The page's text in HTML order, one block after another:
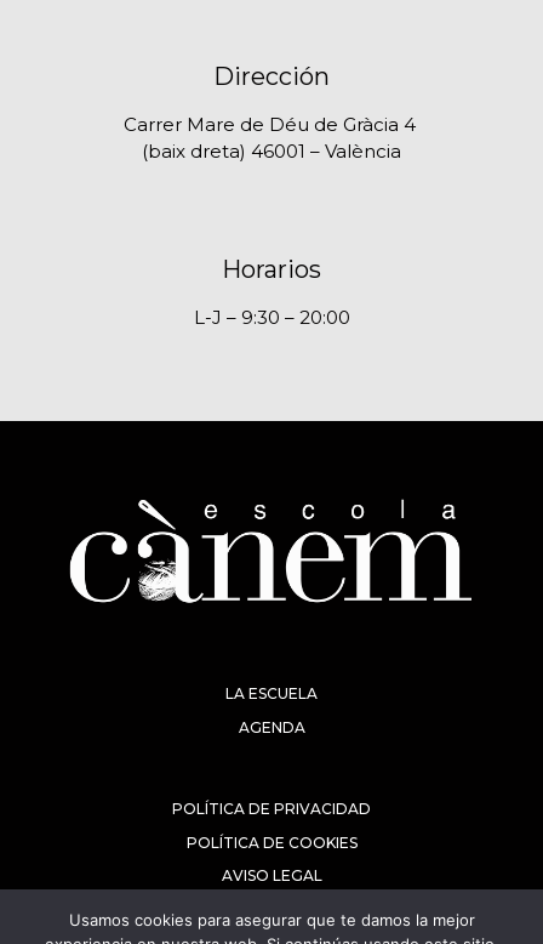
Dirección
Carrer Mare de Déu de Gràcia 4
(baix dreta) 46001 – València
Horarios
L-J – 9:30 – 20:00
LA ESCUELA
AGENDA
POLÍTICA DE PRIVACIDAD
POLÍTICA DE COOKIES
AVISO LEGAL
Usamos cookies para asegurar que te damos la mejor